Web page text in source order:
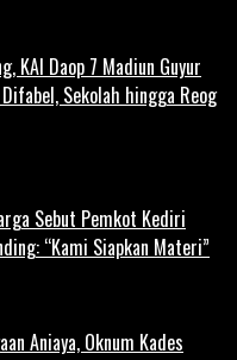
KAI Daop 7 Madiun Guyur
Sekolah hingga Reog
Sebut Pemkot Kediri
“Kami Siapkan Materi”
Aniaya, Oknum Kades